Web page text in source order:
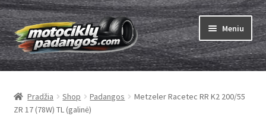
Pereiti
prie
meniu
Pereiti
prie
turinio
Meniu
Padangos
menu
Kameros
Pradžia Shop Padangos
Metzeler Racetec RR K2 200/55
ZR 17 (78W) TL (galinė)